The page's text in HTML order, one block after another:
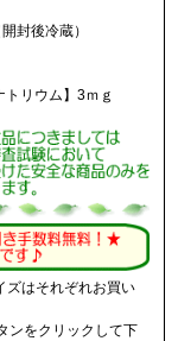
封後冷蔵）
トリウム】3ｍｇ
はそれぞれお買い
ンをクリックして下